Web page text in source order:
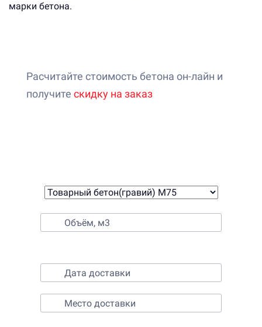
марки бетона.
Расчитайте стоимость бетона он-лайн и
получите скидку на заказ